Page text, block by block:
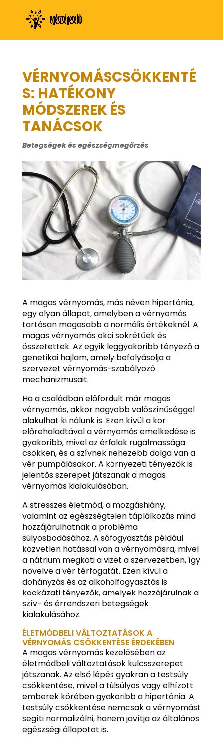
VÉRNYOMÁSCSÖKKENTÉ
S: HATÉKONY
MÓDSZEREK ÉS
TANÁCSOK
Betegségek és egészségmegőrzés
A magas vérnyomás, más néven hipertónia,
egy olyan állapot, amelyben a vérnyomás
tartósan magasabb a normális értékeknél. A
magas vérnyomás okai sokrétűek és
összetettek. Az egyik leggyakoribb tényező a
genetikai hajlam, amely befolyásolja a
szervezet vérnyomás-szabályozó
mechanizmusait.
Ha a családban előfordult már magas
vérnyomás, akkor nagyobb valószínűséggel
alakulhat ki nálunk is. Ezen kívül a kor
előrehaladtával a vérnyomás emelkedése is
gyakoribb, mivel az érfalak rugalmassága
csökken, és a szívnek nehezebb dolga van a
vér pumpálásakor. A környezeti tényezők is
jelentős szerepet játszanak a magas
vérnyomás kialakulásában.
A stresszes életmód, a mozgáshiány,
valamint az egészségtelen táplálkozás mind
hozzájárulhatnak a probléma
súlyosbodásához. A sófogyasztás például
közvetlen hatással van a vérnyomásra, mivel
a nátrium megköti a vizet a szervezetben, így
növelve a vér térfogatát. Ezen kívül a
dohányzás és az alkoholfogyasztás is
kockázati tényezők, amelyek hozzájárulnak a
szív- és érrendszeri betegségek
kialakulásához.
ÉLETMÓDBELI VÁLTOZTATÁSOK A
VÉRNYOMÁS CSÖKKENTÉSE ÉRDEKÉBEN
A magas vérnyomás kezelésében az
életmódbeli változtatások kulcsszerepet
játszanak. Az első lépés gyakran a testsúly
csökkentése, mivel a túlsúlyos vagy elhízott
emberek körében gyakoribb a hipertónia. A
testsúly csökkentése nemcsak a vérnyomást
segíti normalizálni, hanem javítja az általános
egészségi állapotot is.